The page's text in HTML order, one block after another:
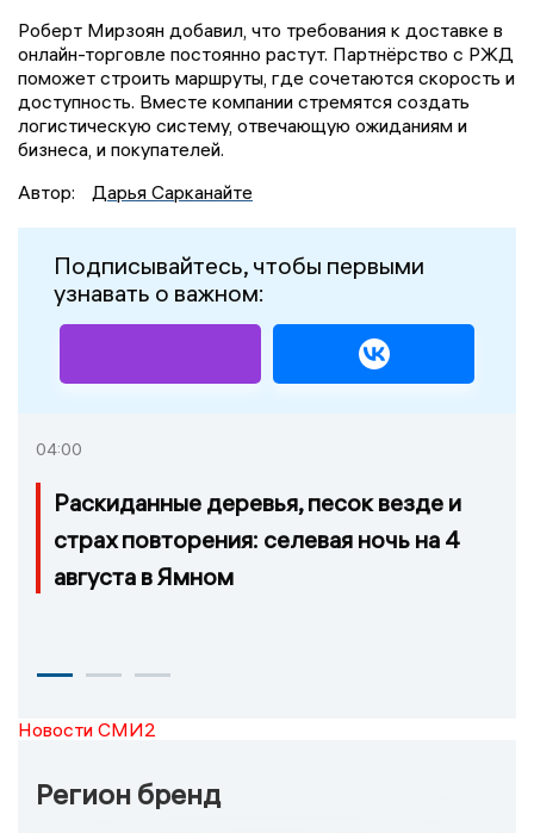
Роберт Мирзоян добавил, что требования к доставке в
онлайн-торговле постоянно растут. Партнёрство с РЖД
поможет строить маршруты, где сочетаются скорость и
доступность. Вместе компании стремятся создать
логистическую систему, отвечающую ожиданиям и
бизнеса, и покупателей.
Автор:
Дарья Сарканайте
Подписывайтесь, чтобы первыми
узнавать о важном:
04:00
Раскиданные деревья, песок везде и
страх повторения: селевая ночь на 4
августа в Ямном
Новости СМИ2
Регион бренд